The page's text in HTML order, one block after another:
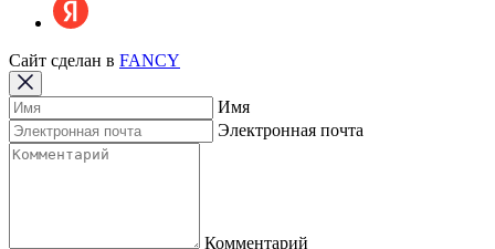
Сайт сделан в FANCY
Имя
Электронная почта
Комментарий